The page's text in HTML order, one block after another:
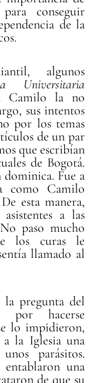
conseguir
de la
algunos
Universitaria
Camilo la no
sus intentos
por los temas
de un par
que escribían
de Bogotá.
Fue a
como Camilo
esta manera,
a las
paso mucho
los curas le
llamado al
la pregunta del
por hacerse
lo impidieron,
a la Iglesia una
parásitos.
una
de que su